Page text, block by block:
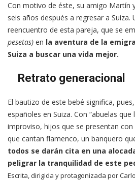
Con motivo de éste, su amigo Martín
seis años después a regresar a Suiza.
reencuentro de esta pareja, que se
pesetas) en la aventura de la
Suiza a buscar una vida mejor.
Retrato generacional
El bautizo de este bebé significa,
españoles en Suiza. Con “abuelas
improviso, hijos que se presentan con
que cantan flamenco, un banquero
todos se darán cita en una
peligrar la tranquilidad de este
Escrita, dirigida y protagonizada por